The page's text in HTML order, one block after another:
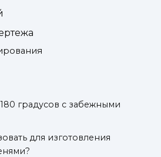
градусов с забежными
для изготовления